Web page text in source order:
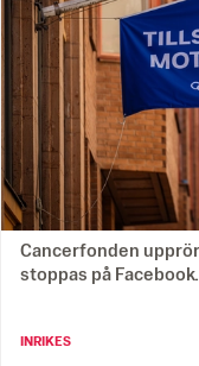
Cancerfonden
stoppas på
INRIKES